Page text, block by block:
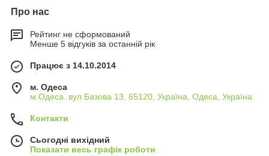
Про нас
Рейтинг не сформований
Менше 5 відгуків за останній рік
Працює з 14.10.2014
м. Одеса
м.Одеса. вул Базова 13, 65120, Україна, Одеса, Україна
Контакти
Сьогодні вихідний
Показати весь графік роботи